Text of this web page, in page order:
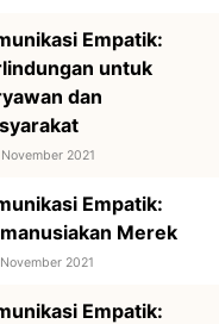
Empatik:
untuk
dan
2021
Empatik:
Merek
2021
Empatik: